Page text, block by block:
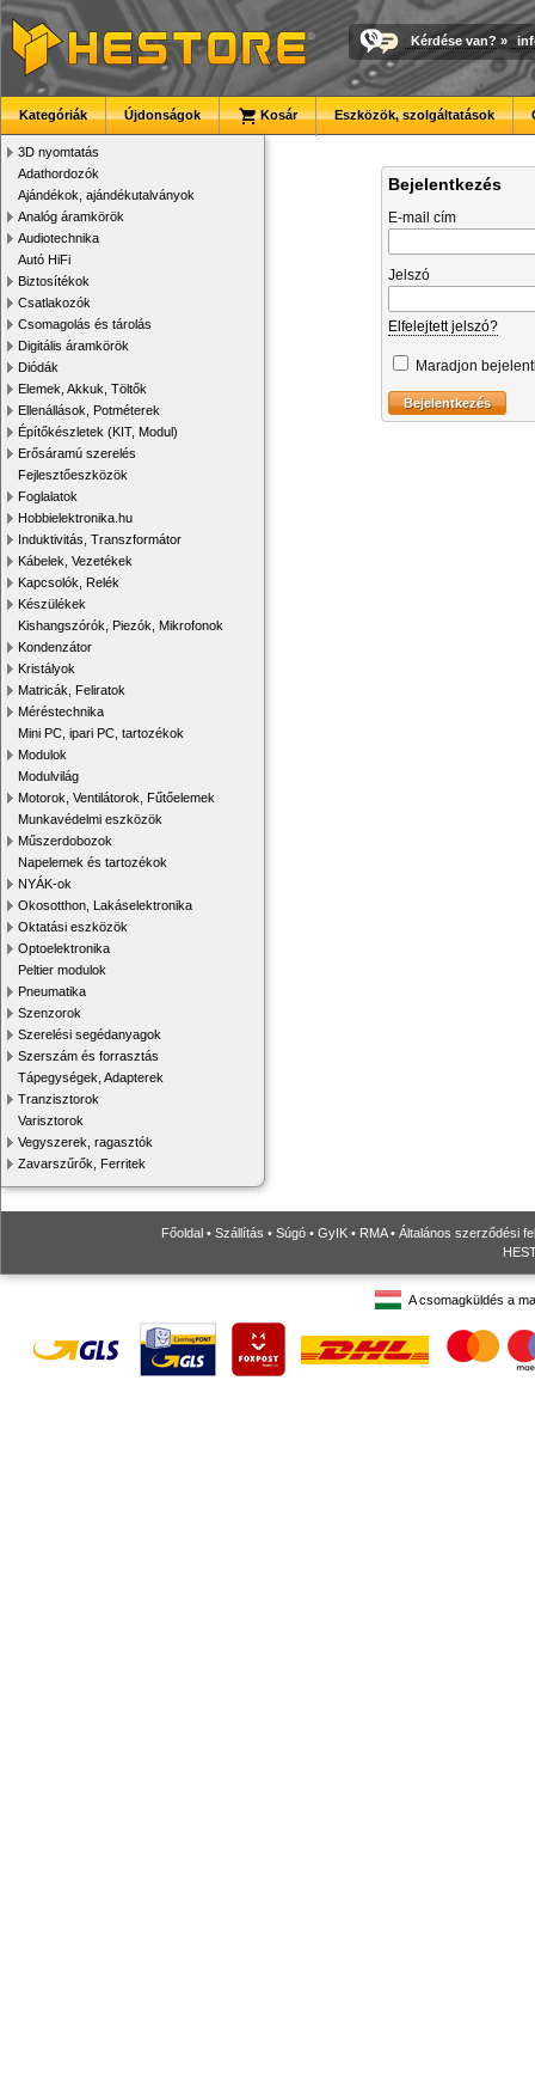
Kérdése van? »
Kategóriák Újdonságok Kosár Eszközök, szolgáltatások
3D nyomtatás
Adathordozók
Ajándékok, ajándékutalványok
Analóg áramkörök
Audiotechnika
Autó HiFi
Biztosítékok
Csatlakozók
Csomagolás és tárolás
Digitális áramkörök
Diódák
Elemek, Akkuk, Töltők
Ellenállások, Potméterek
Építőkészletek (KIT, Modul)
Erősáramú szerelés
Fejlesztőeszközök
Foglalatok
Hobbielektronika.hu
Induktivitás, Transzformátor
Kábelek, Vezetékek
Kapcsolók, Relék
Készülékek
Kishangszórók, Piezók, Mikrofonok
Kondenzátor
Kristályok
Matricák, Feliratok
Méréstechnika
Mini PC, ipari PC, tartozékok
Modulok
Modulvilág
Motorok, Ventilátorok, Fűtőelemek
Munkavédelmi eszközök
Műszerdobozok
Napelemek és tartozékok
NYÁK-ok
Okosotthon, Lakáselektronika
Oktatási eszközök
Optoelektronika
Peltier modulok
Pneumatika
Szenzorok
Szerelési segédanyagok
Szerszám és forrasztás
Tápegységek, Adapterek
Tranzisztorok
Varisztorok
Vegyszerek, ragasztók
Zavarszűrők, Ferritek
Bejelentkezés
E-mail cím
Jelszó
Elfelejtett jelszó?
Maradjon
Főoldal • Szállítás • Súgó • GyIK • RMA• Általános szerződési
A csomagküldés a